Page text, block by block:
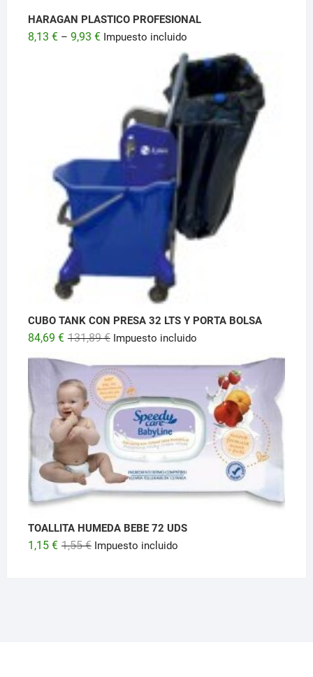
HARAGAN PLASTICO PROFESIONAL
8,13 €– 9,93 € Impuesto incluido
CUBO TANK CON PRESA 32 LTS Y PORTA BOLSA
131,89€ El
original
era:
131,89 €.
84,69 €
El
actual
es:
84,69 €.
Impuesto incluido
TOALLITA HUMEDA BEBE 72 UDS
1,55€ El
1,15 €
El
Impuesto incluido